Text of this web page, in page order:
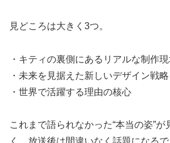
見どころは大きく3つ。
・キティの裏側にあるリアルな制作
・未来を見据えた新しいデザイン戦略
・世界で活躍する理由の核心
これまで語られなかった“本当の姿”が